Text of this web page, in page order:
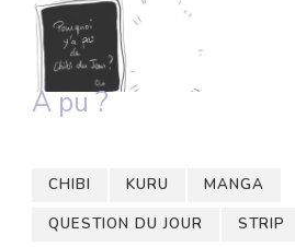
A pu ?
CHIBI KURU
MANGA
QUESTION DU JOUR
STRIP